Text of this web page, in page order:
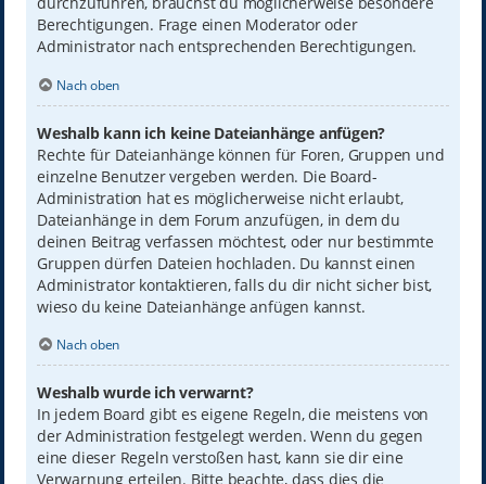
Berechtigungen. Frage einen Moderator oder
Administrator nach entsprechenden Berechtigungen.
Nach oben
Weshalb kann ich keine Dateianhänge anfügen?
Rechte für Dateianhänge können für Foren, Gruppen und
einzelne Benutzer vergeben werden. Die Board-
Administration hat es möglicherweise nicht erlaubt,
Dateianhänge in dem Forum anzufügen, in dem du
deinen Beitrag verfassen möchtest, oder nur bestimmte
Gruppen dürfen Dateien hochladen. Du kannst einen
Administrator kontaktieren, falls du dir nicht sicher bist,
wieso du keine Dateianhänge anfügen kannst.
Nach oben
Weshalb wurde ich verwarnt?
In jedem Board gibt es eigene Regeln, die meistens von
der Administration festgelegt werden. Wenn du gegen
eine dieser Regeln verstoßen hast, kann sie dir eine
Verwarnung erteilen. Bitte beachte, dass dies die